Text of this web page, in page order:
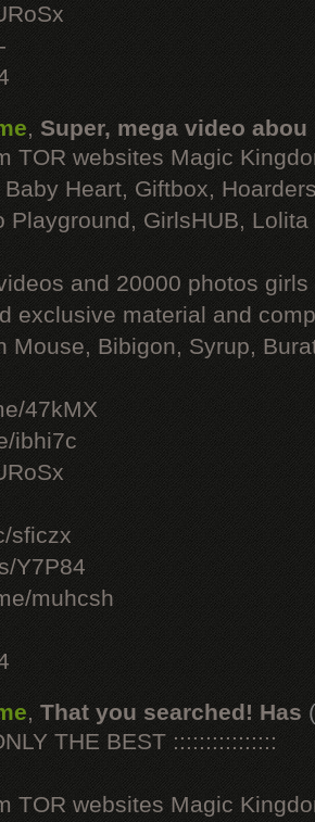
, Super, mega video abou
TOR websites Magic
Heart, Giftbox,
Playground, GirlsHUB, Lolita
and 20000 photos
exclusive material and
Mouse, Bibigon, Syrup,
47kMX
ibhi7c
sficzx
Y7P84
muhcsh
, That you searched! Has
THE BEST ::::::::::::::::
TOR websites Magic